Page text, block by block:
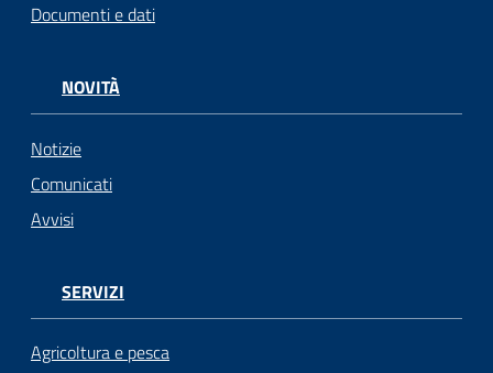
Documenti e dati
NOVITÀ
Notizie
Comunicati
Avvisi
SERVIZI
Agricoltura e pesca